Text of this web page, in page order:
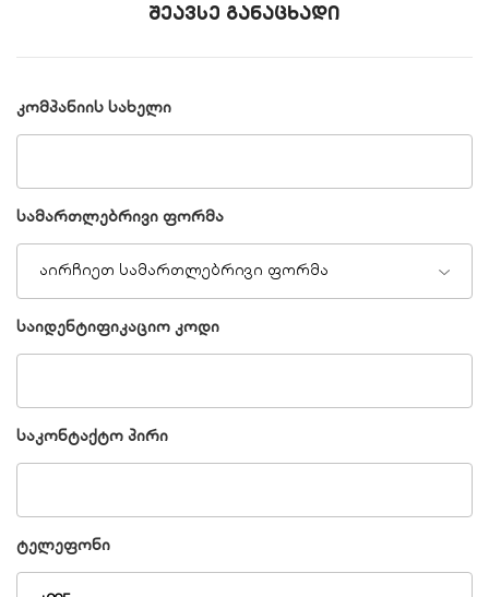
შეავსე განაცხადი
კომპანიის სახელი
სამართლებრივი ფორმა
აირჩიეთ სამართლებრივი ფორმა
საიდენტიფიკაციო კოდი
საკონტაქტო პირი
ტელეფონი